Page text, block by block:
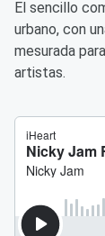
El sencillo
urbano, con
mesurada
artistas.